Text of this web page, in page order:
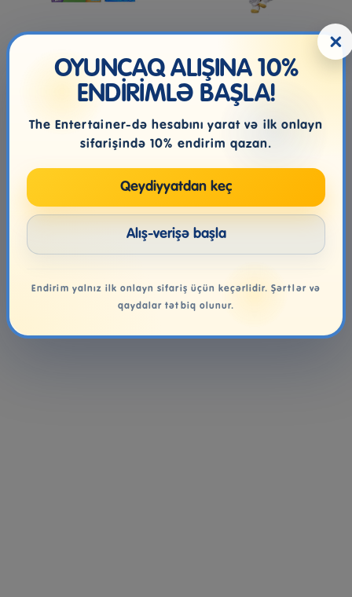
Sensory Maze Mat
Körpə Kukla Zapf
Creation Baby Annabell
Little Swe...
×
OYUNCAQ ALIŞINA 10%
ENDİRİMLƏ BAŞLA!
The Entertainer-də hesabını yarat və ilk onlayn
sifarişində 10% endirim qazan.
Qeydiyyatdan keç
Alış-verişə başla
Endirim yalnız ilk onlayn sifariş üçün keçərlidir. Şərtlər və
qaydalar tətbiq olunur.